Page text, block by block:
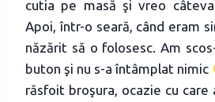
cutia pe masă şi vreo
Apoi, într-o seară, când eram
năzărit să o folosesc. Am
buton şi nu s-a întâmplat nimic
răsfoit broşura, ocazie cu